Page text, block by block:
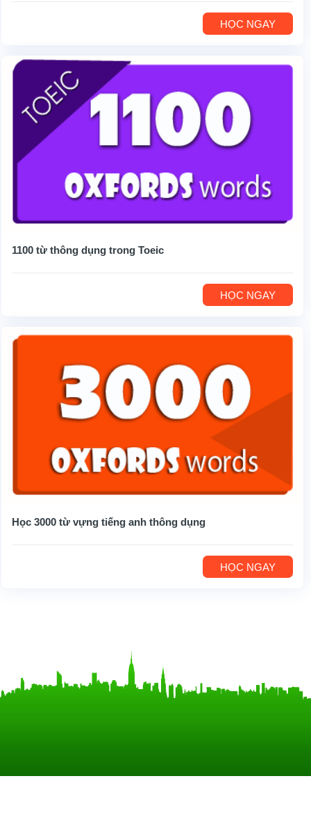
HỌC NGAY
1100 từ thông dụng trong Toeic
HỌC NGAY
Học 3000 từ vựng tiếng anh thông dụng
HỌC NGAY